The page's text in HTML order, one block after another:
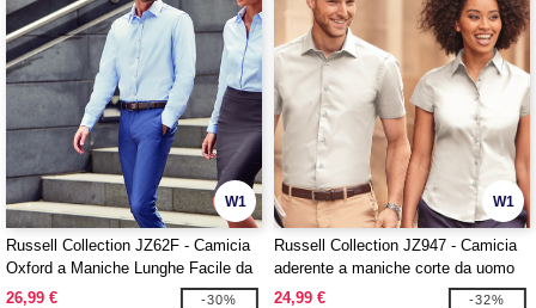
W1
Russell Collection JZ62F - Camicia
Oxford a Maniche Lunghe Facile da
Curare da Donna
26,99 € -30%
W1
Russell Collection JZ947 - Camicia
aderente a maniche corte da uomo
24,99 €
-32%